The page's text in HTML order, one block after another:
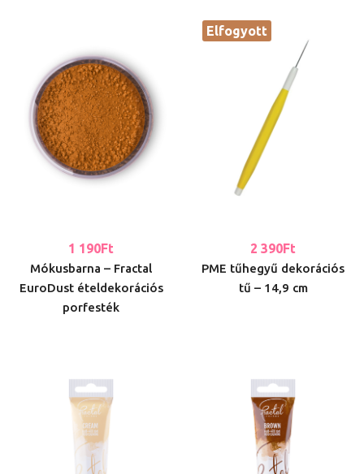
1 190Ft
Mókusbarna – Fractal
EuroDust ételdekorációs
porfesték
Elfogyott
2 390Ft
PME tűhegyű dekorációs
tű – 14,9 cm